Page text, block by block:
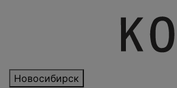
Новосибирск